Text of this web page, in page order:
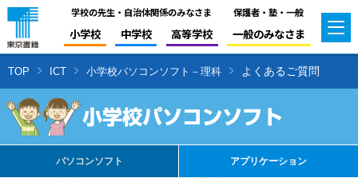
学校の先生・自治体関係のみなさま
小学校 中学校 高等学校
保護者・塾・一般
一般のみなさま
TOP ICT 小学校パソコンソフト－理科 よくあるご質問
パソコンソフト アプリケーション